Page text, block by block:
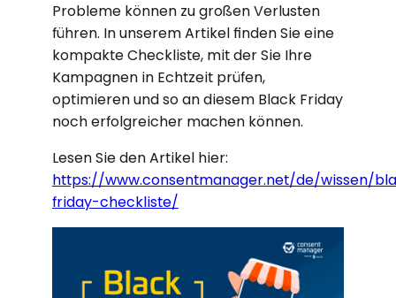
Probleme können zu großen Verlusten
führen. In unserem Artikel finden Sie eine
kompakte Checkliste, mit der Sie Ihre
Kampagnen in Echtzeit prüfen,
optimieren und so an diesem Black Friday
noch erfolgreicher machen können.
Lesen Sie den Artikel hier:
https://www.consentmanager.net/de/wissen/
friday-checkliste/